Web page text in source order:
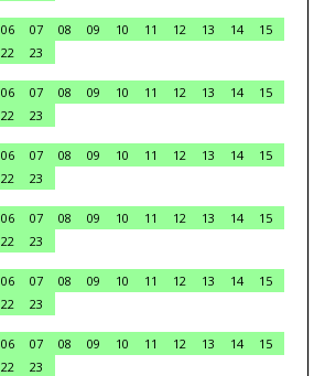
06 07 08 09 10 11 12 13 14
15
22
23
06 07 08 09 10 11 12 13 14
15
22
23
06 07 08 09 10 11 12 13 14
15
22
23
06 07 08 09 10 11 12 13 14
15
22
23
06 07 08 09 10 11 12 13 14
15
22
23
06 07 08 09 10 11 12 13 14
15
22
23